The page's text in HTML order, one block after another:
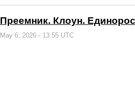
Преемник. Клоун.
May 6, 2026 - 13:55 UTC